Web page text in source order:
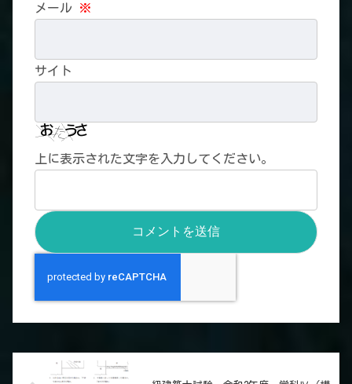
メール ※
サイト
上に表示された文字を入力してください。